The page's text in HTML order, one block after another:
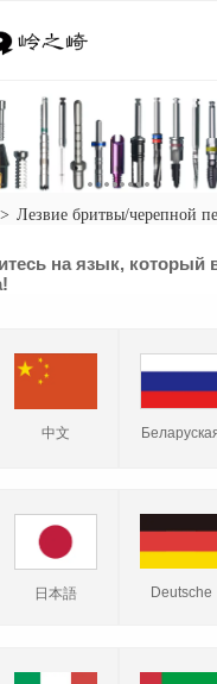
> Лезвие бритвы/черепной
на язык, который
中文
日本語 Deutsche